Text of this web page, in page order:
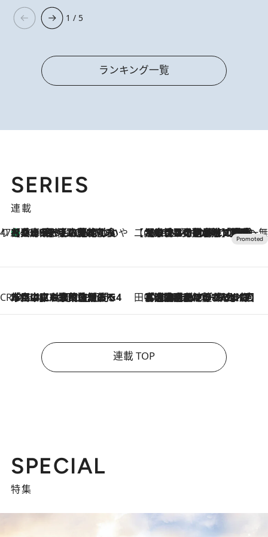
1 / 5
ランキング一覧
SERIES
連載
47都道府県の手みやげ ひんやりスイーツで夏を満喫
2026.8.8
【兵庫県】この夏絶対食べたい 冷やしておいしいおやつ3選 淡路島の恵みをジェラートに集約 【CREA×星野リゾート】唯一無二。癒しと発見が待つ場所へ
2026.8.7
【トンボの足水浴】ヒノキの香りに包まれて涼感マックス！約13℃の湧水かけ流しを避暑地「星野温泉 トンボの湯」で体験
CREA'S CHOICE
2026.8.7
「立川にも歌舞伎があるんだよ」 片岡仁左衛門・市川中車ら豪華座組みで4年目の立川立飛歌舞伎へ 田中稲の勝手に再ブーム
2026.8.7
「湘南乃風に憧れて」観客大盛上がりの“タオル回し”に、ラッパー顔負けの高速歌唱まで…さだまさし（74）のアグレッシブすぎる現在地
連載 TOP
SPECIAL
特集